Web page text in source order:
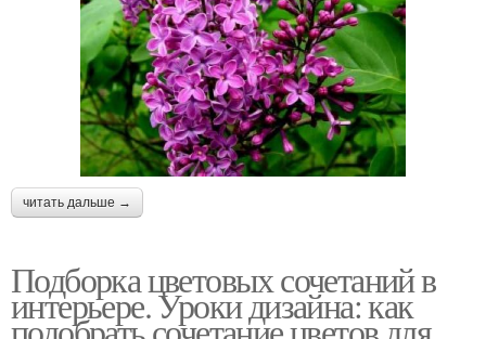
читать дальше →
Подборка цветовых сочетаний в
интерьере. Уроки дизайна: как